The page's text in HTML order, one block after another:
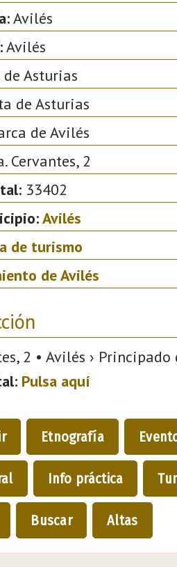
Avilés
Avilés
de Asturias
de Asturias
de Avilés
Cervantes, 2
33402
Avilés
de turismo
de Avilés
2 • Avilés › Principado
Pulsa aquí
Etnografía
Info práctica
Buscar Altas